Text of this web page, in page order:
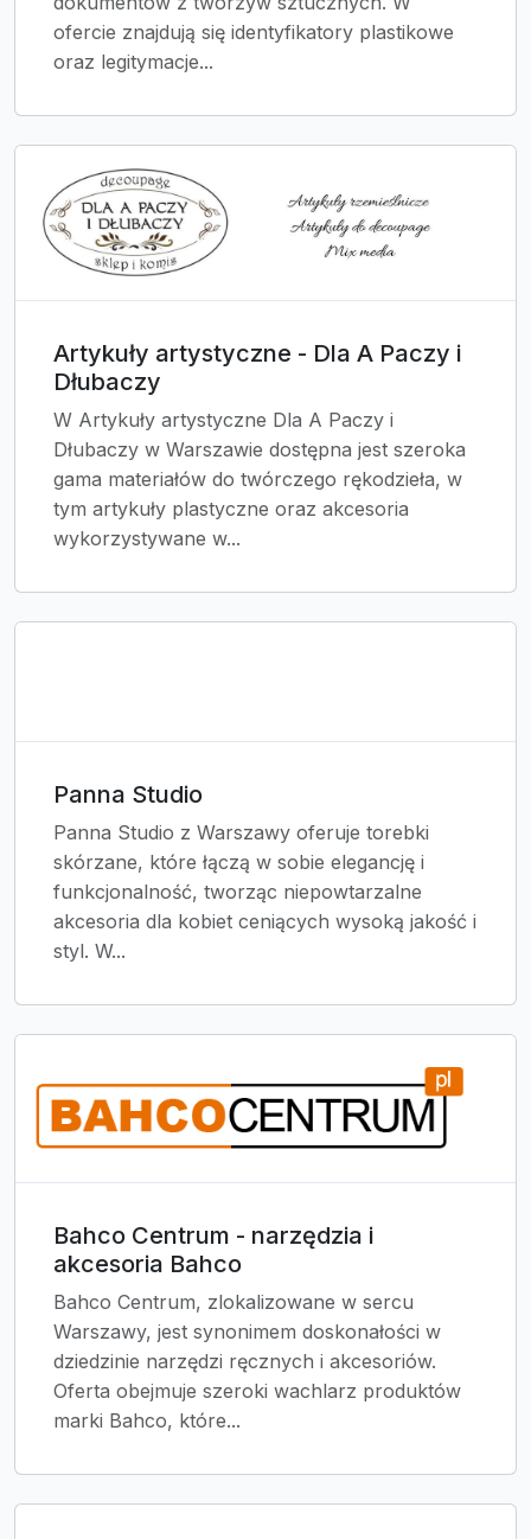
ofercie znajdują się identyfikatory plastikowe
oraz legitymacje...
Artykuły artystyczne - Dla A Paczy i
Dłubaczy
W Artykuły artystyczne Dla A Paczy i
Dłubaczy w Warszawie dostępna jest szeroka
gama materiałów do twórczego rękodzieła, w
tym artykuły plastyczne oraz akcesoria
wykorzystywane w...
Panna Studio
Panna Studio z Warszawy oferuje torebki
skórzane, które łączą w sobie elegancję i
funkcjonalność, tworząc niepowtarzalne
akcesoria dla kobiet ceniących wysoką jakość i
styl. W...
Bahco Centrum - narzędzia i
akcesoria Bahco
Bahco Centrum, zlokalizowane w sercu
Warszawy, jest synonimem doskonałości w
dziedzinie narzędzi ręcznych i akcesoriów.
Oferta obejmuje szeroki wachlarz produktów
marki Bahco, które...